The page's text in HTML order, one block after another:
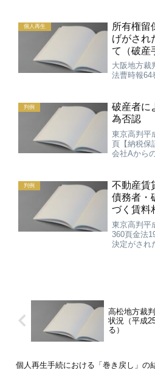
24と同じ
No.1 ...
個人再生
所有権留
げがされ
て（破産
おける否
回）
大阪地方裁
法曹時報64
判例
破産者に
為否認
東京高判平
頁【納税保
会社Aから
産者の納税
子会社Aか
判例
不動産賃
債務者・
づく賃料
権・財団
東京高判平
360頁金法
決定がされ
高松地方裁
状況（平成
る）
個人再生手続における「巻き戻し」の